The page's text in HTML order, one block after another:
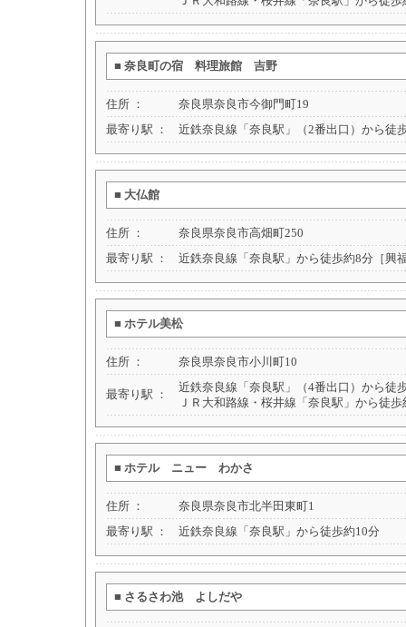
■ 奈良町の宿 料理旅館 吉野
住所 ：
奈良県奈良市今御門町19
最寄り駅 ：
近鉄奈良線「奈良駅」（2番出口）から徒
■ 大仏館
住所 ：
奈良県奈良市高畑町250
最寄り駅 ：
近鉄奈良線「奈良駅」から徒歩約8分［興
■ ホテル美松
住所 ： 奈良県奈良市小川町10
最寄り駅 ：
近鉄奈良線「奈良駅」（4番出口）から徒
ＪＲ大和路線・桜井線「奈良駅」から徒歩
■ ホテル ニュー わかさ
住所 ：
奈良県奈良市北半田東町1
最寄り駅 ：
近鉄奈良線「奈良駅」から徒歩約10分
■ さるさわ池 よしだや